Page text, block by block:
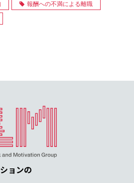
報酬への不満による離職
ョンの